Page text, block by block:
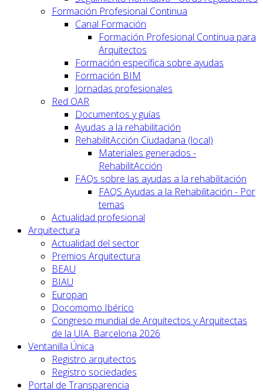
Formación Profesional Continua
Canal Formación
Formación Profesional Continua para
Arquitectos
Formación específica sobre ayudas
Formación BIM
Jornadas profesionales
Red OAR
Documentos y guías
Ayudas a la rehabilitación
RehabilitAcción Ciudadana (local)
Materiales generados -
RehabilitAcción
FAQs sobre las ayudas a la rehabilitación
FAQS Ayudas a la Rehabilitación - Por
temas
Actualidad profesional
Arquitectura
Actualidad del sector
Premios Arquitectura
BEAU
BIAU
Europan
Docomomo Ibérico
Congreso mundial de Arquitectos y Arquitectas
de la UIA. Barcelona 2026
Ventanilla Única
Registro arquitectos
Registro sociedades
Portal de Transparencia